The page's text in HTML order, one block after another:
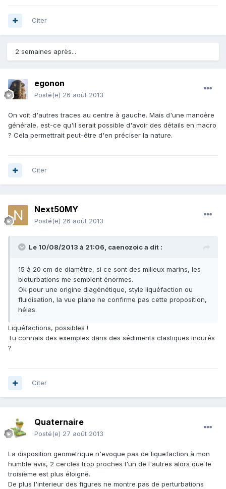
Citer
2 semaines après...
egonon
Posté(e) 26 août 2013
On voit d'autres traces au centre à gauche. Mais d'une manoère
générale, est-ce qu'il serait possible d'avoir des détails en macro
? Cela permettrait peut-être d'en préciser la nature.
Citer
Next50MY
Posté(e) 26 août 2013
Le 10/08/2013 à 21:06, caenozoic a dit :
15 à 20 cm de diamètre, si ce sont des milieux marins, les
bioturbations me semblent énormes.
Ok pour une origine diagénétique, style liquéfaction ou
fluidisation, la vue plane ne confirme pas cette proposition,
hélas.
Liquéfactions, possibles !
Tu connais des exemples dans des sédiments clastiques indurés
?
Citer
Quaternaire
Posté(e) 27 août 2013
La disposition geometrique n'evoque pas de liquefaction à mon
humble avis, 2 cercles trop proches l'un de l'autres alors que le
troisième est plus éloigné.
De plus l'interieur des figures ne montre pas de perturbations